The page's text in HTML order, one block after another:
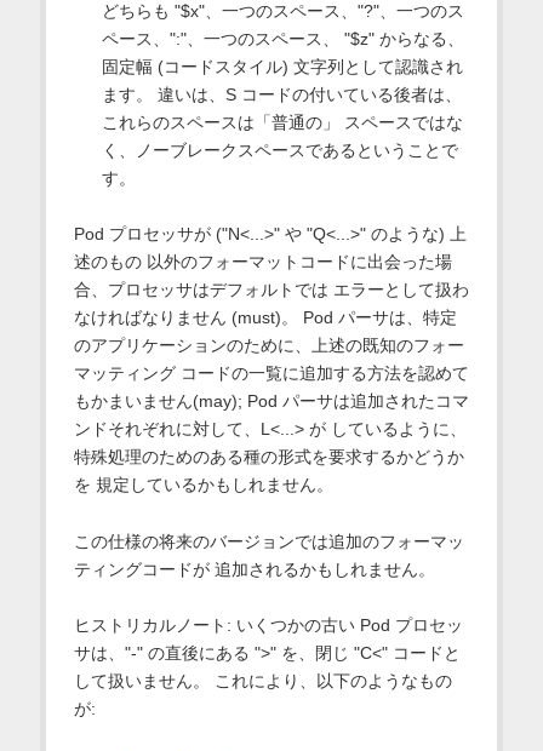
どちらも "$x"、一つのスペース、"?"、一つのス
ペース、":"、一つのスペース、 "$z" からなる、
固定幅 (コードスタイル) 文字列として認識され
ます。 違いは、S コードの付いている後者は、
これらのスペースは「普通の」 スペースではな
く、ノーブレークスペースであるということで
す。
Pod プロセッサが ("N<...>" や "Q<...>" のような) 上
述のもの 以外のフォーマットコードに出会った場
合、プロセッサはデフォルトでは エラーとして扱わ
なければなりません (must)。 Pod パーサは、特定
のアプリケーションのために、上述の既知のフォー
マッティング コードの一覧に追加する方法を認めて
もかまいません(may); Pod パーサは追加されたコマ
ンドそれぞれに対して、L<...> が しているように、
特殊処理のためのある種の形式を要求するかどうか
を 規定しているかもしれません。
この仕様の将来のバージョンでは追加のフォーマッ
ティングコードが 追加されるかもしれません。
ヒストリカルノート: いくつかの古い Pod プロセッ
サは、"-" の直後にある ">" を、閉じ "C<" コードと
して扱いません。 これにより、以下のようなもの
が: